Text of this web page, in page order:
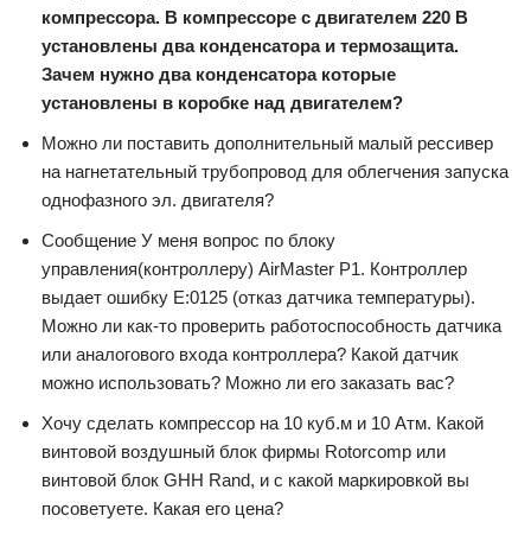
компрессора. В компрессоре с двигателем 220 В
установлены два конденсатора и термозащита.
Зачем нужно два конденсатора которые
установлены в коробке над двигателем?
Можно ли поставить дополнительный малый рессивер
на нагнетательный трубопровод для облегчения запуска
однофазного эл. двигателя?
Сообщение У меня вопрос по блоку
управления(контроллеру) AirMaster P1. Контроллер
выдает ошибку Е:0125 (отказ датчика температуры).
Можно ли как-то проверить работоспособность датчика
или аналогового входа контроллера? Какой датчик
можно использовать? Можно ли его заказать вас?
Хочу сделать компрессор на 10 куб.м и 10 Атм. Какой
винтовой воздушный блок фирмы Rotorcomp или
винтовой блок GHH Rand, и с какой маркировкой вы
посоветуете. Какая его цена?